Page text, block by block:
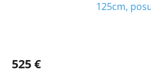
125cm,
525 €